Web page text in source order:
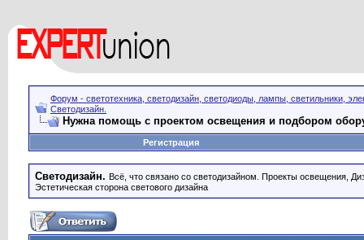
Форум - светотехника, светодизайн, светодиоды, лампы, светильники,
Светодизайн.
Нужна помощь с проектом освещения и подбором
Регистрация
Светодизайн. Всё, что связано со светодизайном. Проекты освещения,
Эстетическая сторона светового дизайна